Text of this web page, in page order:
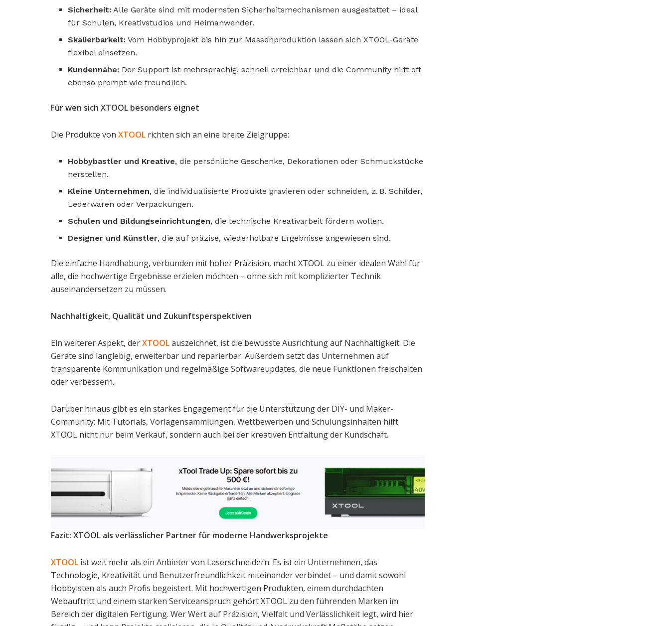
Sicherheit: Alle Geräte sind mit modernsten Sicherheitsmechanismen ausgestattet – ideal
für Schulen, Kreativstudios und Heimanwender.
Skalierbarkeit: Vom Hobbyprojekt bis hin zur Massenproduktion lassen sich XTOOL-Geräte
flexibel einsetzen.
Kundennähe: Der Support ist mehrsprachig, schnell erreichbar und die Community hilft oft
ebenso prompt wie freundlich.
Für wen sich XTOOL besonders eignet
Die Produkte von XTOOL richten sich an eine breite Zielgruppe:
Hobbybastler und Kreative, die persönliche Geschenke, Dekorationen oder Schmuckstücke
herstellen.
Kleine Unternehmen, die individualisierte Produkte gravieren oder schneiden, z. B. Schilder,
Lederwaren oder Verpackungen.
Schulen und Bildungseinrichtungen, die technische Kreativarbeit fördern wollen.
Designer und Künstler, die auf präzise, wiederholbare Ergebnisse angewiesen sind.
Die einfache Handhabung, verbunden mit hoher Präzision, macht XTOOL zu einer idealen Wahl für
alle, die hochwertige Ergebnisse erzielen möchten – ohne sich mit komplizierter Technik
auseinandersetzen zu müssen.
Nachhaltigkeit, Qualität und Zukunftsperspektiven
Ein weiterer Aspekt, derXTOOLauszeichnet, ist die bewusste Ausrichtung auf Nachhaltigkeit. Die
Geräte sind langlebig, erweiterbar und reparierbar. Außerdem setzt das Unternehmen auf
transparente Kommunikation und regelmäßige Softwareupdates, die neue Funktionen freischalten
oder verbessern.
Darüber hinaus gibt es ein starkes Engagement für die Unterstützung der DIY- und Maker-
Community: Mit Tutorials, Vorlagensammlungen, Wettbewerben und Schulungsinhalten hilft
XTOOL nicht nur beim Verkauf, sondern auch bei der kreativen Entfaltung der Kundschaft.
Fazit: XTOOL als verlässlicher Partner für moderne Handwerksprojekte
XTOOL ist weit mehr als ein Anbieter von Laserschneidern. Es ist ein Unternehmen, das
Technologie, Kreativität und Benutzerfreundlichkeit miteinander verbindet – und damit sowohl
Hobbyisten als auch Profis begeistert. Mit hochwertigen Produkten, einem durchdachten
Webauftritt und einem starken Serviceanspruch gehört XTOOL zu den führenden Marken im
Bereich der digitalen Fertigung. Wer Wert auf Präzision, Vielfalt und Verlässlichkeit legt, wird hier